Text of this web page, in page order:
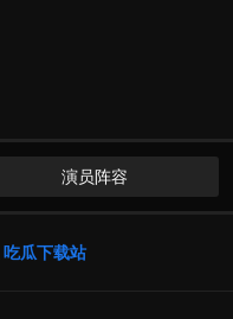
演员阵容
吃瓜下载站